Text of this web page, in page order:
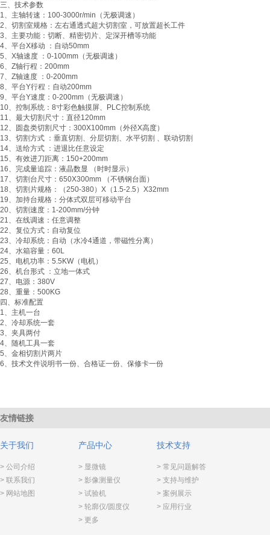
三、技术参数
1、主轴转速：100-3000r/min（无极调速）
2、切割室规格：左右通透式超大切割室，可放置超长工件
3、主要功能：切断、精密切片、定深开槽等功能
4、平台X移动 ：自动50mm
5、X轴速度 ：0-100mm（无极调速）
6、Z轴行程：200mm
7、Z轴速度 ：0-200mm
8、平台Y行程：自动200mm
9、平台Y速度：0-200mm（无极调速）
10、控制系统：8寸彩色触摸屏、PLC控制系统
11、最大切割尺寸：直径120mm
12、圆盘类切割尺寸：300X100mm（外径X高度）
13、切割方式 ：垂直切割、分层切割、水平切割 、联动切割
14、送给方式 ：进退比任意设定
15、有效进刀距离：150+200mm
16、完成量追踪：液晶数显 （时时显示）
17、切割台尺寸：650X300mm （不锈钢台面）
18、切割片规格：（250-380）X（1.5-2.5）X32mm
19、加持台规格：分体式双层可移动平台
20、切割速度：1-200mm/分钟
21、在线调速：任意调整
22、复位方式：自动复位
23、冷却系统：自动（水冷4通道，带磁性分离）
24、水箱容量：60L
25、电机功率：5.5KW（电机）
26、机台形式 ：立地一体式
27、电源：380V
28、重量：500KG
四、标准配置
1、主机一台
2、冷却系统一套
3、夹具两付
4、随机工具一套
5、金相切割片两片
6、技术文件说明书一份、合格证一份、保修卡一份
友情链接
关于我们
> 公司介绍
> 联系我们
> 网站地图
产品中心
> 显微镜
> 影像测量仪
> 试验机
> 轮廓仪/圆度仪
> 更多
技术支持
> 常见问题解答
> 支持与维护
> 案例展示
> 应用行业